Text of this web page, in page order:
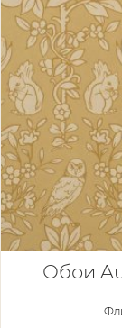
Обои